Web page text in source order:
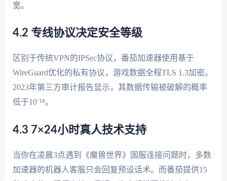
宽。
4.2 专线协议决定安全等级
区别于传统VPN的IPSec协议，番茄加速器使用基于
WireGuard优化的私有协议，游戏数据全程TLS 1.3加密。
2023年第三方审计报告显示，其数据传输被破解的概率
低于10⁻¹⁸。
4.3 7×24小时真人技术支持
当你在凌晨3点遇到《魔兽世界》国服连接问题时，多数
加速器的机器人客服只会回复预设话术。而番茄提供15